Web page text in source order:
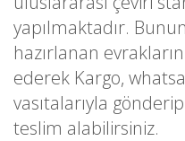
yapılmaktadır.
hazırlanan
ederek Kargo,
vasıtalarıyla
teslim alabilirsiniz.